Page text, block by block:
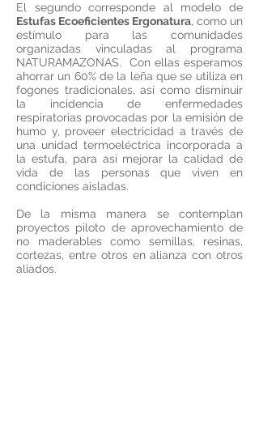
El segundo corresponde al modelo de
Estufas Ecoeficientes Ergonatura, como un
estímulo para las comunidades
organizadas vinculadas al programa
NATURAMAZONAS. Con ellas esperamos
ahorrar un 60% de la leña que se utiliza en
fogones tradicionales, así como disminuir
la incidencia de enfermedades
respiratorias provocadas por la emisión de
humo y, proveer electricidad a través de
una unidad termoeléctrica incorporada a
la estufa, para así mejorar la calidad de
vida de las personas que viven en
condiciones aisladas.
De la misma manera se contemplan
proyectos piloto de aprovechamiento de
no maderables como semillas, resinas,
cortezas, entre otros en alianza con otros
aliados.